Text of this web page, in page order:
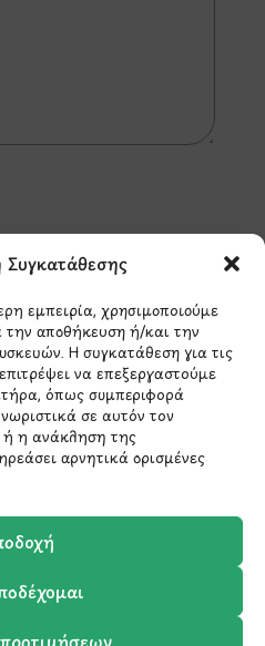
Συγκατάθεσης
εμπειρία, χρησιμοποιούμε
την αποθήκευση ή/και την
Η συγκατάθεση για τις
να επεξεργαστούμε
όπως συμπεριφορά
σε αυτόν τον
ή η ανάκληση της
αρνητικά ορισμένες
ηΠολιτική Απορρήτου
της Google.